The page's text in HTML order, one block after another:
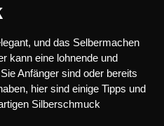
und das Selbermachen
kann eine lohnende und
Anfänger sind oder bereits
hier sind einige Tipps und
Silberschmuck